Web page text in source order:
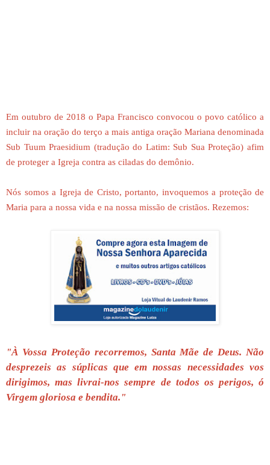
Em outubro de 2018 o Papa Francisco convocou o povo católico a
incluir na oração do terço a mais antiga oração Mariana denominada
Sub Tuum Praesidium (tradução do Latim: Sub Sua Proteção) afim
de proteger a Igreja contra as ciladas do demônio.
Nós somos a Igreja de Cristo, portanto, invoquemos a proteção de
Maria para a nossa vida e na nossa missão de cristãos. Rezemos:
"À Vossa Proteção recorremos, Santa Mãe de Deus. Não
desprezeis as súplicas que em nossas necessidades vos
dirigimos, mas livrai-nos sempre de todos os perigos, ó
Virgem gloriosa e bendita."